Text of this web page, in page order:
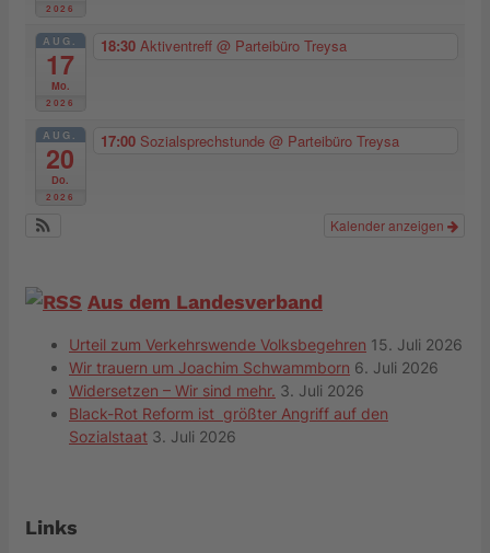
2026
AUG.
17
Mo.
2026
18:30 Aktiventreff @ Parteibüro Treysa
AUG.
20
Do.
2026
17:00 Sozialsprechstunde @ Parteibüro Treysa
Kalender anzeigen
Aus dem Landesverband
Urteil zum Verkehrswende Volksbegehren 15. Juli 2026
Wir trauern um Joachim Schwammborn 6. Juli 2026
Widersetzen – Wir sind mehr. 3. Juli 2026
Black-Rot Reform ist größter Angriff auf den
Sozialstaat 3. Juli 2026
Links